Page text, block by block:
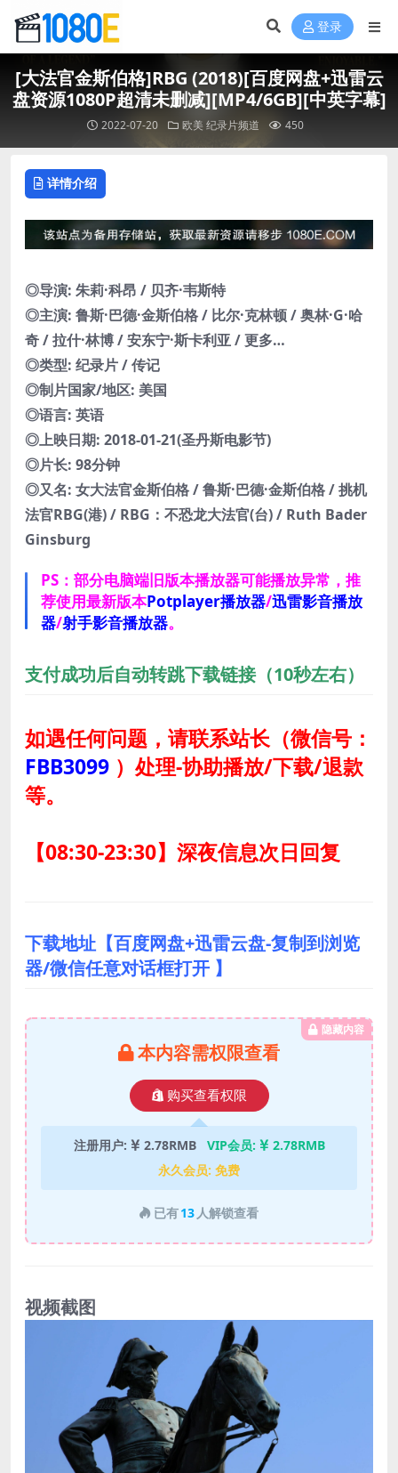
登录
[大法官金斯伯格]RBG (2018)[百度网盘+迅雷云
盘资源1080P超清未删减][MP4/6GB][中英字幕]
2022-07-20 欧美纪录片频道 450
详情介绍
◎导演: 朱莉·科昂 / 贝齐·韦斯特
◎主演: 鲁斯·巴德·金斯伯格 / 比尔·克林顿 / 奥林·G·哈
奇 / 拉什·林博 / 安东宁·斯卡利亚 / 更多…
◎类型: 纪录片 / 传记
◎制片国家/地区: 美国
◎语言: 英语
◎上映日期: 2018-01-21(圣丹斯电影节)
◎片长: 98分钟
◎又名: 女大法官金斯伯格 / 鲁斯·巴德·金斯伯格 / 挑机
法官RBG(港) / RBG：不恐龙大法官(台) / Ruth Bader
Ginsburg
PS：部分电脑端旧版本播放器可能播放异常，推
荐使用最新版本Potplayer播放器/迅雷影音播放
器/射手影音播放器。
支付成功后自动转跳下载链接（10秒左右）
如遇任何问题，请联系站长（微信号：
FBB3099 ） 处理-协助播放/下载/退款
等。
【08:30-23:30】深夜信息次日回复
下载地址【百度网盘+迅雷云盘-复制到浏览
器/微信任意对话框打开 】
隐藏内容
本内容需权限查看
购买查看权限
注册用户: 2.78RMB VIP会员:
2.78RMB
永久会员: 免费
已有13 人解锁查看
视频截图